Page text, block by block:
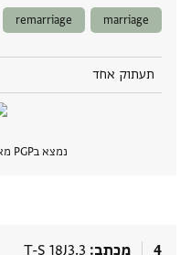
marriage
remarriage
תעתוק אחד
נמצא בPGP מאז
4 מכתב T-S 18J3.3